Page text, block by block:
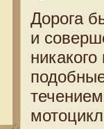
Дорога
и